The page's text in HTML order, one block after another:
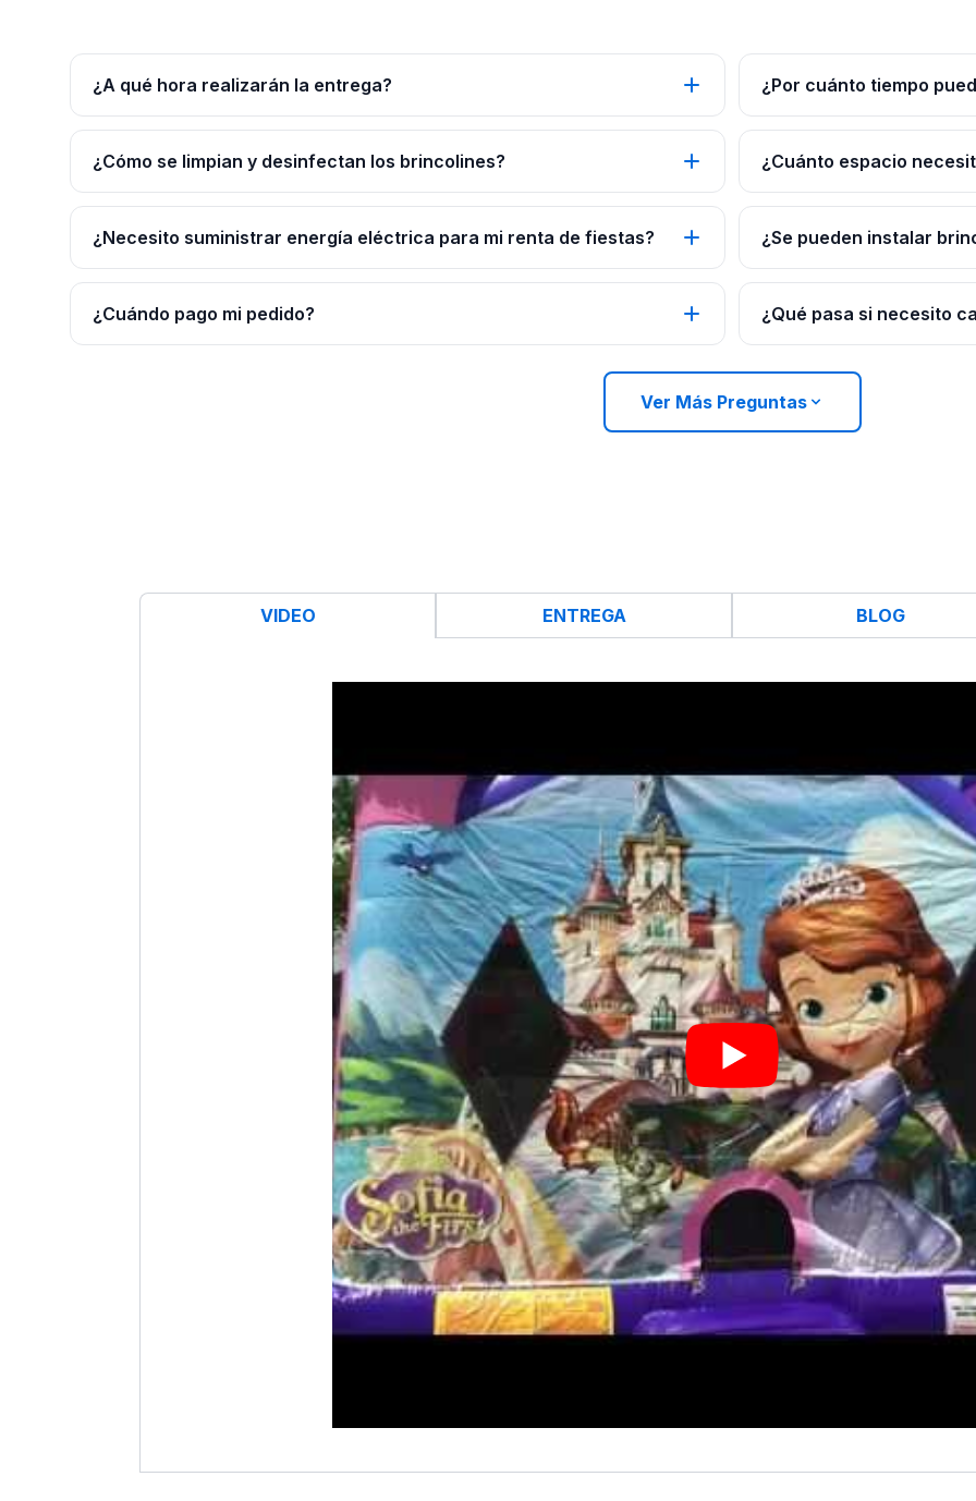
¿A qué hora realizarán la entrega? ¿Por cuánto tiempo
¿Cómo se limpian y desinfectan los brincolines? ¿Cuánto espacio
¿Necesito suministrar energía eléctrica para mi renta de fiestas? ¿Se pueden instalar
¿Cuándo pago mi pedido? ¿Qué pasa si necesito
Ver Más Preguntas
VIDEO ENTREGA BLOG